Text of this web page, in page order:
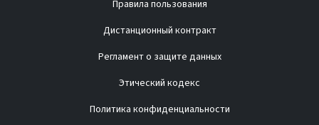
Правила пользования
Дистанционный контракт
Регламент о защите данных
Этический кодекс
Политика конфиденциальности